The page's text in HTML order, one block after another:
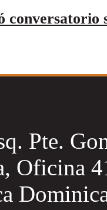
conversatorio
Pte.
Oficina